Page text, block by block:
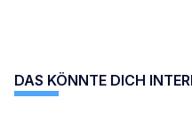
DAS KÖNNTE DICH